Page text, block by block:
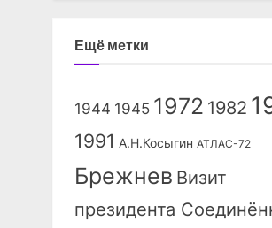
Ещё метки
1944 1945 1972 1982
1991 А.Н.Косыгин АТЛАС-72
Брежнев Визит
президента